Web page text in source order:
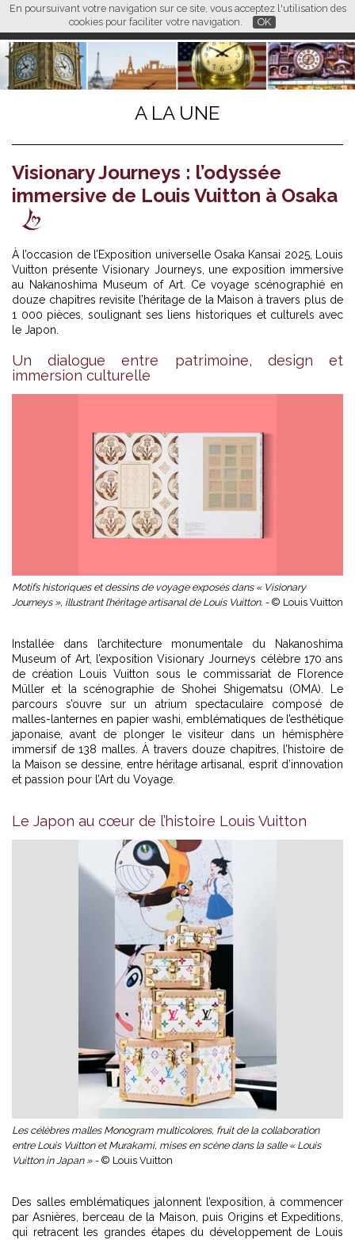
En poursuivant votre navigation sur ce site, vous acceptez l'utilisation des
cookies pour faciliter votre navigation.
OK
FR EN CN
L M
A LA UNE
Visionary Journeys : l’odyssée
immersive de Louis Vuitton à Osaka
À l’occasion de l’Exposition universelle Osaka Kansai 2025,
Louis
Vuitton présente Visionary Journeys, une exposition immersive
au Nakanoshima Museum of Art. Ce voyage scénographié en
douze chapitres revisite l’héritage de la Maison à travers plus de
1 000 pièces, soulignant ses liens historiques et culturels avec
le Japon.
Un dialogue entre patrimoine, design et
immersion culturelle
Motifs historiques et dessins de voyage exposés dans « Visionary
Journeys », illustrant l’héritage artisanal de Louis Vuitton. - © Louis Vuitton
Installée dans l’architecture monumentale du Nakanoshima
Museum of Art, l’exposition Visionary Journeys célèbre 170 ans
de création
Louis Vuitton sous le commissariat de Florence
Müller et la scénographie de Shohei Shigematsu (OMA). Le
parcours s’ouvre sur un atrium spectaculaire composé de
malles-lanternes en papier washi, emblématiques de l’esthétique
japonaise, avant de plonger le visiteur dans un hémisphère
immersif de 138 malles. À travers douze chapitres, l’histoire de
la Maison se dessine, entre héritage artisanal, esprit d’innovation
et passion pour l’Art du Voyage.
Le Japon au cœur de l’histoire Louis Vuitton
Les célèbres malles Monogram multicolores, fruit de la collaboration
entre Louis Vuitton et Murakami, mises en scène dans la salle « Louis
Vuitton in Japan » - © Louis Vuitton
Des salles emblématiques jalonnent l’exposition, à commencer
par Asnières, berceau de la Maison, puis Origins et Expeditions,
qui retracent les grandes étapes du développement de Louis